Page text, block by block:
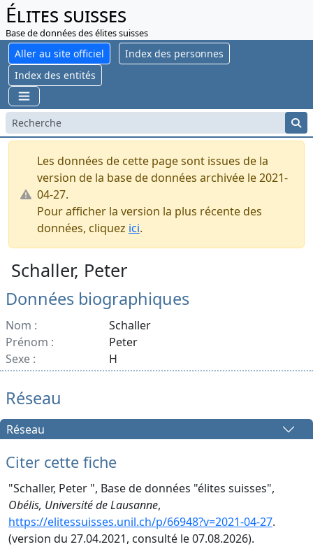
Élites suisses
Base de données des élites suisses
Aller au site officiel
Index des personnes
Index des entités
Les données de cette page sont issues de la
version de la base de données archivée le 2021-
04-27.
Pour afficher la version la plus récente des
données, cliquez ici.
Schaller, Peter
Données biographiques
Nom :
Schaller
Prénom :
Peter
Sexe :
H
Réseau
Réseau
Citer cette fiche
"Schaller, Peter ", Base de données "élites suisses",
Obélis, Université de Lausanne,
https://elitessuisses.unil.ch/p/66948?v=2021-04-27.
(version du 27.04.2021, consulté le 07.08.2026).